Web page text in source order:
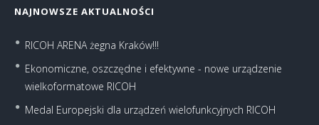
NAJNOWSZE AKTUALNOŚCI
RICOH ARENA żegna Kraków!!!
Ekonomiczne, oszczędne i efektywne - nowe urządzenie
wielkoformatowe RICOH
Medal Europejski dla urządzeń wielofunkcyjnych RICOH